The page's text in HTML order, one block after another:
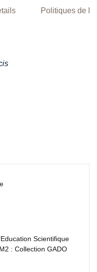
Politiques de la
Scientifique
: Collection GADO